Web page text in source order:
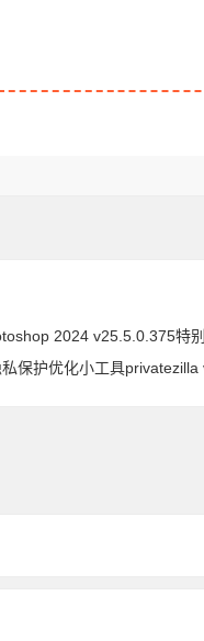
2024 v25.5.0.375特
保护优化小工具privatezilla